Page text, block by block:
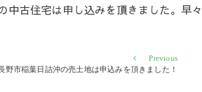
中古住宅は申し込みを頂きました。早
PreviousPrevious
野市稲葉日詰沖の売土地は申込みを頂きました！